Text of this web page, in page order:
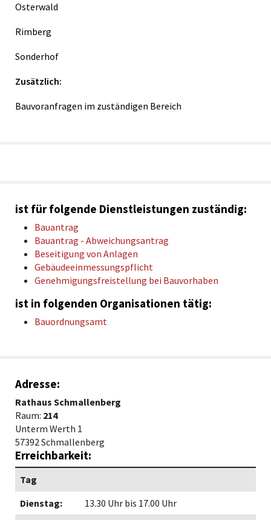
Osterwald
Rimberg
Sonderhof
Zusätzlich:
Bauvoranfragen im zuständigen Bereich
ist für folgende Dienstleistungen zuständig:
Bauantrag
Bauantrag - Abweichungsantrag
Beseitigung von Anlagen
Gebäudeeinmessungspflicht
Genehmigungsfreistellung bei Bauvorhaben
ist in folgenden Organisationen tätig:
Bauordnungsamt
Adresse:
Rathaus Schmallenberg
Raum: 214
Unterm Werth 1
57392 Schmallenberg
Erreichbarkeit:
Tag
Dienstag:
13.30 Uhr bis 17.00 Uhr